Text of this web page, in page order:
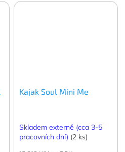
Kajak Soul Mini Me
Skladem externě (cca 3-5
pracovních dní) (2 ks)